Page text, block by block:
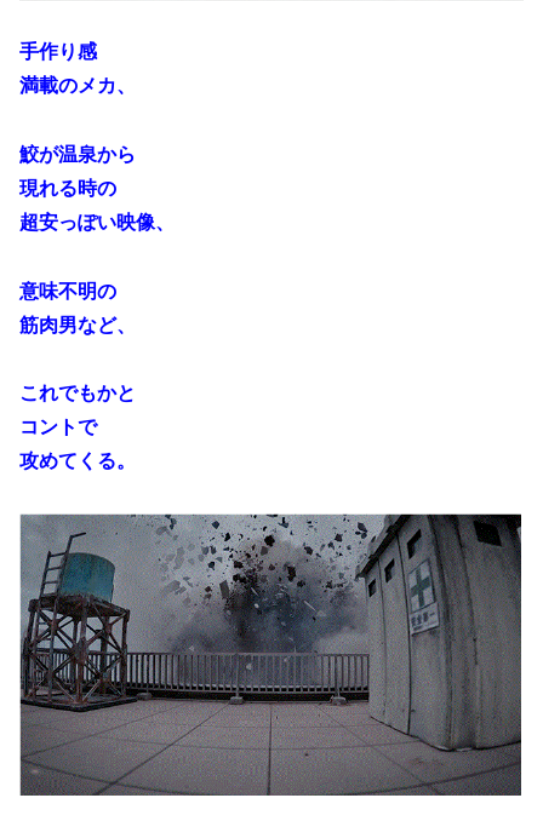
手作り感
満載のメカ、
鮫が温泉から
現れる時の
超安っぽい映像、
意味不明の
筋肉男など、
これでもかと
コントで
攻めてくる。